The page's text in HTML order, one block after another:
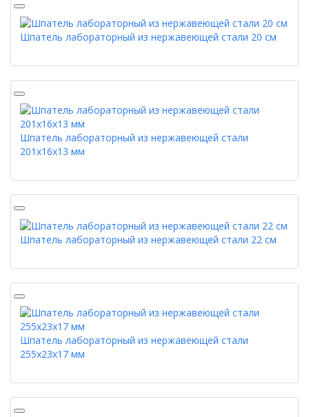
Шпатель лабораторный из нержавеющей стали 20 см
Шпатель лабораторный из нержавеющей стали
201х16х13 мм
Шпатель лабораторный из нержавеющей стали 22 см
Шпатель лабораторный из нержавеющей стали
255х23х17 мм